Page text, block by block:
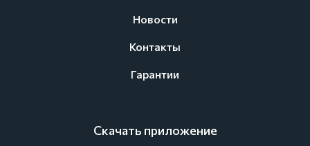
Новости
Контакты
Гарантии
Скачать приложение